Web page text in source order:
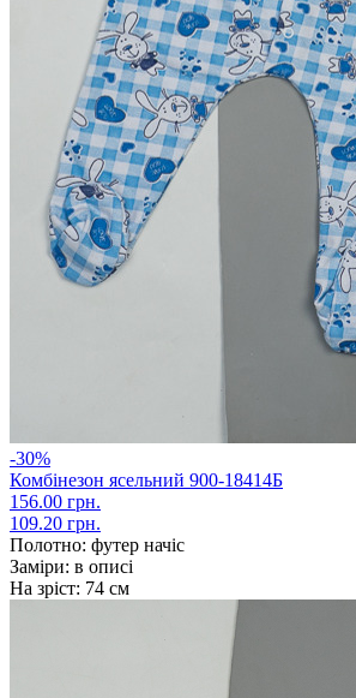
-30%
Комбінезон ясельний 900-18414Б
156.00 грн.
109.20 грн.
Полотно: футер начіс
Заміри: в описі
На зріст: 74 см